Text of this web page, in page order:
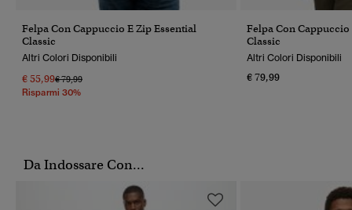
Felpa Con Cappuccio E Zip Essential
Classic
Altri Colori Disponibili
€ 55,99Prezzo Ridotto Da
€ 79,99A
Risparmi 30%
Felpa Con Cappuccio
Classic
Altri Colori Disponibili
€ 79,99
Da Indossare Con...